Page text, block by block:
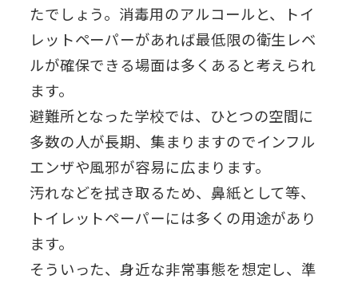
たでしょう。消毒用のアルコールと、トイ
レットペーパーがあれば最低限の衛生レベ
ルが確保できる場面は多くあると考えられ
ます。
避難所となった学校では、ひとつの空間に
多数の人が長期、集まりますのでインフル
エンザや風邪が容易に広まります。
汚れなどを拭き取るため、鼻紙として等、
トイレットペーパーには多くの用途があり
ます。
そういった、身近な非常事態を想定し、準